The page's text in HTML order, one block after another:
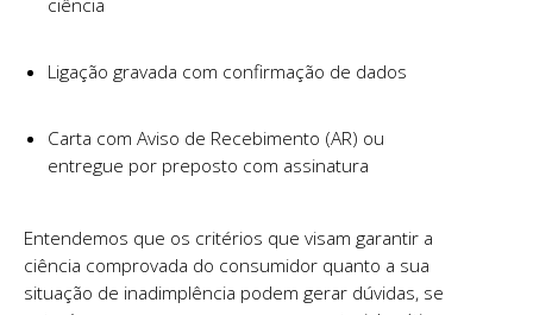
ciência
Ligação gravada com confirmação de dados
Carta com Aviso de Recebimento (AR) ou
entregue por preposto com assinatura
Entendemos que os critérios que visam garantir a
ciência comprovada do consumidor quanto a sua
situação de inadimplência podem gerar dúvidas, se